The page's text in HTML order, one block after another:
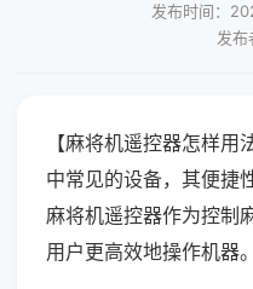
发布时间：
发布
【麻将机遥控器怎样
中常见的设备，其便捷
麻将机遥控器作为控制
用户更高效地操作机器。